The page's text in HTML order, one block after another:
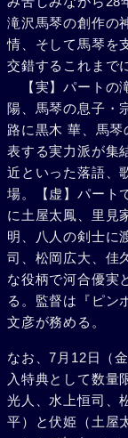
滝沢馬琴の創作の
情、そして馬琴を
交錯するこれまで
【実】パートの
陽、馬琴の息子・
路に黒木 華、馬
表する実力派が集
近といった落語、
場。【虚】パート
に土屋太鳳、里見
明、八人の剣士に
司、松岡広大、佳
な役柄で河合優実
る。監督は『ピン
文彦が務める。
なお、7月12日（
入特典として数量
光人、水上恒司、
平）と伏姫（土屋